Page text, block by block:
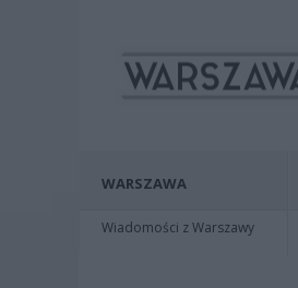
WARSZAWA
Wiadomości z Warszawy